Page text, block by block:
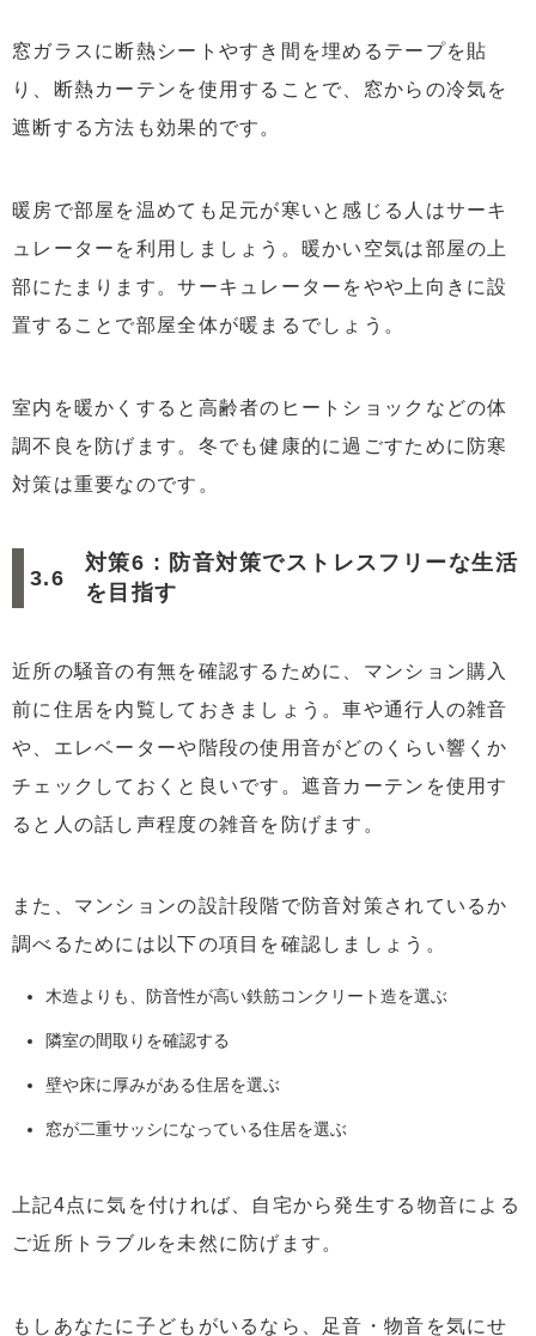
窓ガラスに断熱シートやすき間を埋めるテープを貼
り、断熱カーテンを使用することで、窓からの冷気を
遮断する方法も効果的です。
暖房で部屋を温めても足元が寒いと感じる人はサーキ
ュレーターを利用しましょう。暖かい空気は部屋の上
部にたまります。サーキュレーターをやや上向きに設
置することで部屋全体が暖まるでしょう。
室内を暖かくすると高齢者のヒートショックなどの体
調不良を防げます。冬でも健康的に過ごすために防寒
対策は重要なのです。
対策6 : 防音対策でストレスフリーな生活
を目指す
近所の騒音の有無を確認するために、マンション購入
前に住居を内覧しておきましょう。車や通行人の雑音
や、エレベーターや階段の使用音がどのくらい響くか
チェックしておくと良いです。遮音カーテンを使用す
ると人の話し声程度の雑音を防げます。
また、マンションの設計段階で防音対策されているか
調べるためには以下の項目を確認しましょう。
木造よりも、防音性が高い鉄筋コンクリート造を選ぶ
隣室の間取りを確認する
壁や床に厚みがある住居を選ぶ
窓が二重サッシになっている住居を選ぶ
上記4点に気を付ければ、自宅から発生する物音による
ご近所トラブルを未然に防げます。
もしあなたに子どもがいるなら、足音・物音を気にせ